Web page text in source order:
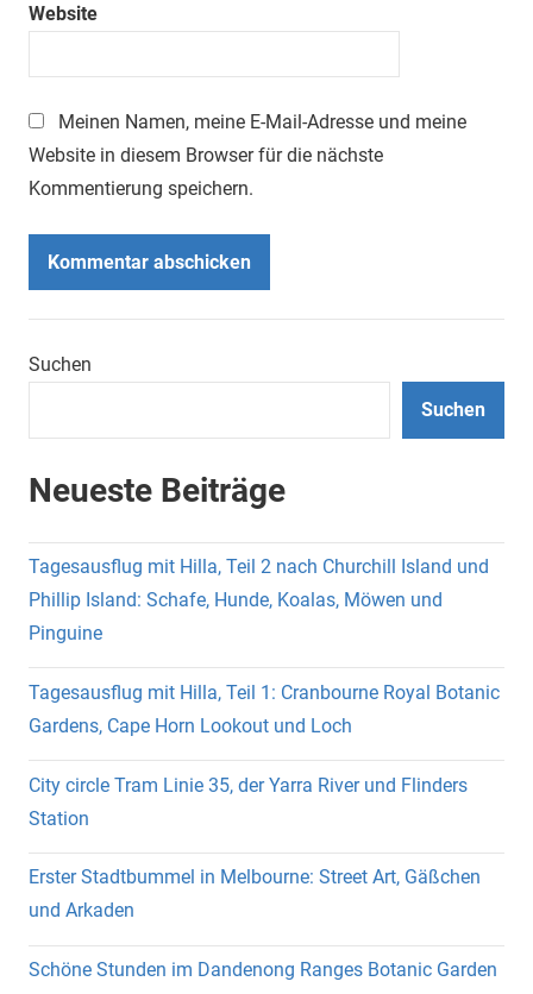
Website
Meinen Namen, meine E-Mail-Adresse und meine
Website in diesem Browser für die nächste
Kommentierung speichern.
Suchen
Suchen
Neueste Beiträge
Tagesausflug mit Hilla, Teil 2 nach Churchill Island und
Phillip Island: Schafe, Hunde, Koalas, Möwen und
Pinguine
Tagesausflug mit Hilla, Teil 1: Cranbourne Royal Botanic
Gardens, Cape Horn Lookout und Loch
City circle Tram Linie 35, der Yarra River und Flinders
Station
Erster Stadtbummel in Melbourne: Street Art, Gäßchen
und Arkaden
Schöne Stunden im Dandenong Ranges Botanic Garden